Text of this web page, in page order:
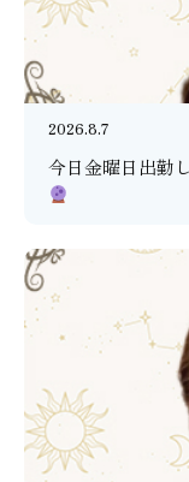
2026.8.7
今日金曜日出勤